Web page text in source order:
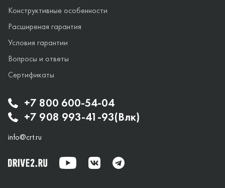
+7 800 600-54-04
+7 908 993-41-93(Влк)
info@crt.ru
Конструктивные особенности
Расширеная гарантия
Условия гарантии
Вопросы и ответы
Сертификаты